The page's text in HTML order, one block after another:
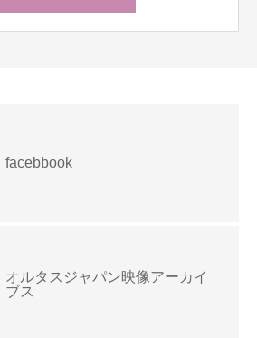
facebbook
オルタスジャパン映像アーカイ
ブス